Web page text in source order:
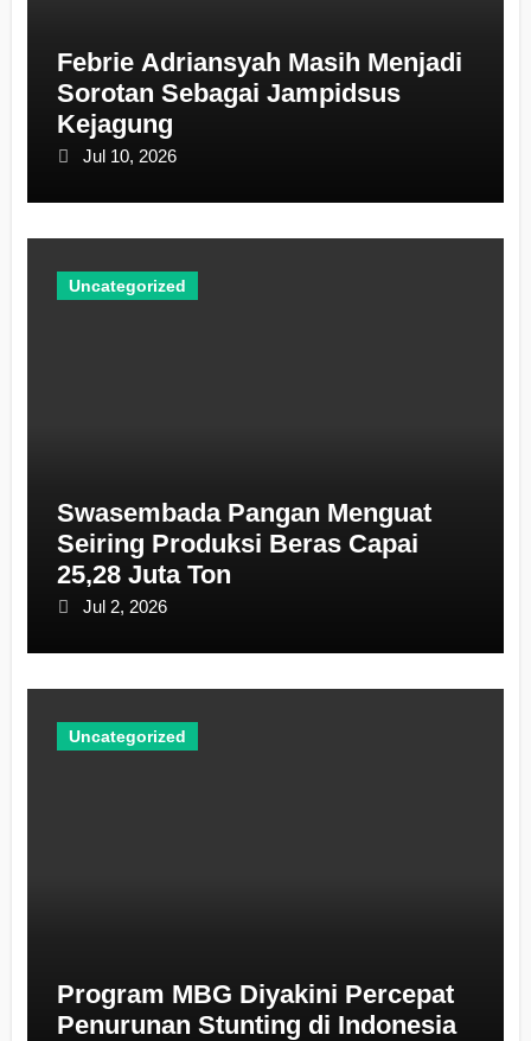
Febrie Adriansyah Masih Menjadi
Sorotan Sebagai Jampidsus
Kejagung
Jul 10, 2026
Uncategorized
Swasembada Pangan Menguat
Seiring Produksi Beras Capai
25,28 Juta Ton
Jul 2, 2026
Uncategorized
Program MBG Diyakini Percepat
Penurunan Stunting di Indonesia